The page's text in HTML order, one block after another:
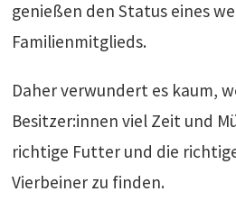
genießen den Status eines
Familienmitglieds.
Daher verwundert es kaum,
Besitzer:innen viel Zeit und
richtige Futter und die
Vierbeiner zu finden.